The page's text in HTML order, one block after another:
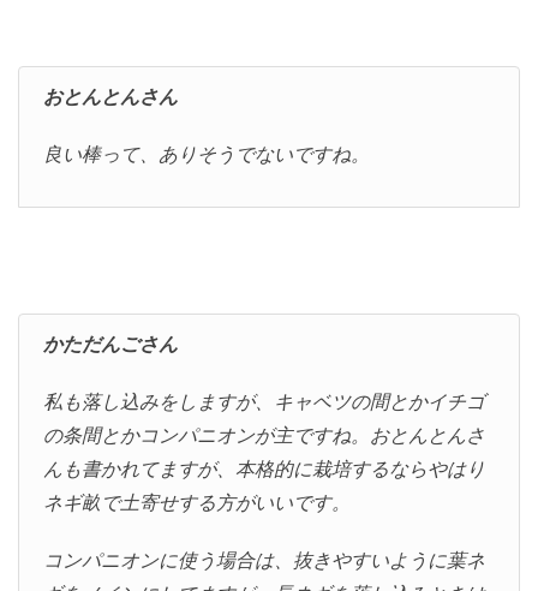
おとんとんさん
良い棒って、ありそうでないですね。
かただんごさん
私も落し込みをしますが、キャベツの間とかイチゴ
の条間とかコンパニオンが主ですね。おとんとんさ
んも書かれてますが、本格的に栽培するならやはり
ネギ畝で土寄せする方がいいです。
コンパニオンに使う場合は、抜きやすいように葉ネ